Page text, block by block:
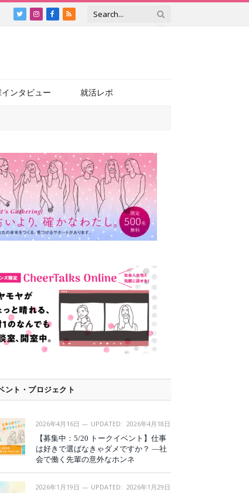
TwitterInstagram
Facebook
RSS
ンタビュー 就活レポ
ント・プロジェクト
2026年4月16日 UPDATED: 2026年4月18日
【募集中：5/20 トークイベント】仕事
は好きで選ばなきゃダメですか？ —社
会で働く先輩の意外なホンネ
2026年1月19日 UPDATED: 2026年1月29日